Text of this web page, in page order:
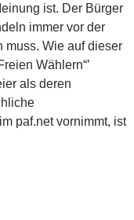
ist. Der Bürger
immer vor der
muss. Wie auf dieser
Wählern“’
als deren
paf.net vornimmt, ist